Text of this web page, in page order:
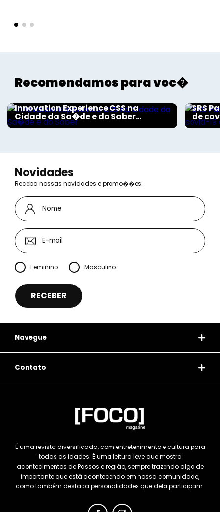
Recomendamos para voc�
Innovation Experience CSS na
Cidade da Sa�de e do Saber...
SRS
de
Novidades
Receba nossas novidades e promo��es:
Feminino Masculino
Navegue
Contato
É uma revista diversificada, com entretenimento e cultura para
todas as idades. É uma leitura leve que mostra
acontecimentos de Passos e região, sempre trazendo algo de
importante que está acontecendo em nossa comunidade,
como também destaca personalidades que dela participam.